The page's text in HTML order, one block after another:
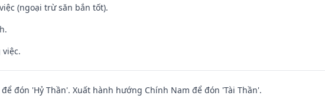
(ngoại trừ săn bắn tốt).
việc.
đón 'Hỷ Thần'. Xuất hành hướng Chính Nam để đón 'Tài Thần'.